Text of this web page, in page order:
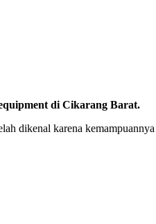
di Cikarang Barat.
karena kemampuannya